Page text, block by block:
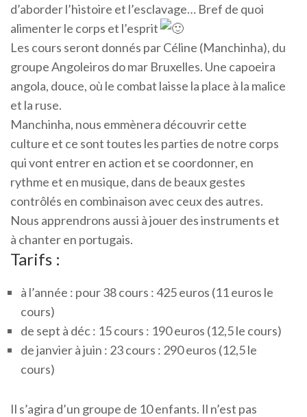
d’aborder l’histoire et l’esclavage… Bref de quoi
alimenter le corps et l’esprit
Les cours seront donnés par Céline (Manchinha), du
groupe Angoleiros do mar Bruxelles. Une capoeira
angola, douce, où le combat laisse la place à la malice
et la ruse.
Manchinha, nous emmènera découvrir cette
culture et ce sont toutes les parties de notre corps
qui vont entrer en action et se coordonner, en
rythme et en musique, dans de beaux gestes
contrôlés en combinaison avec ceux des autres.
Nous apprendrons aussi à jouer des instruments et
à chanter en portugais.
Tarifs :
à l’année : pour 38 cours : 425 euros (11 euros le
cours)
de sept à déc : 15 cours : 190 euros (12,5 le cours)
de janvier à juin : 23 cours : 290 euros (12,5 le
cours)
Il s’agira d’un groupe de 10 enfants. Il n’est pas